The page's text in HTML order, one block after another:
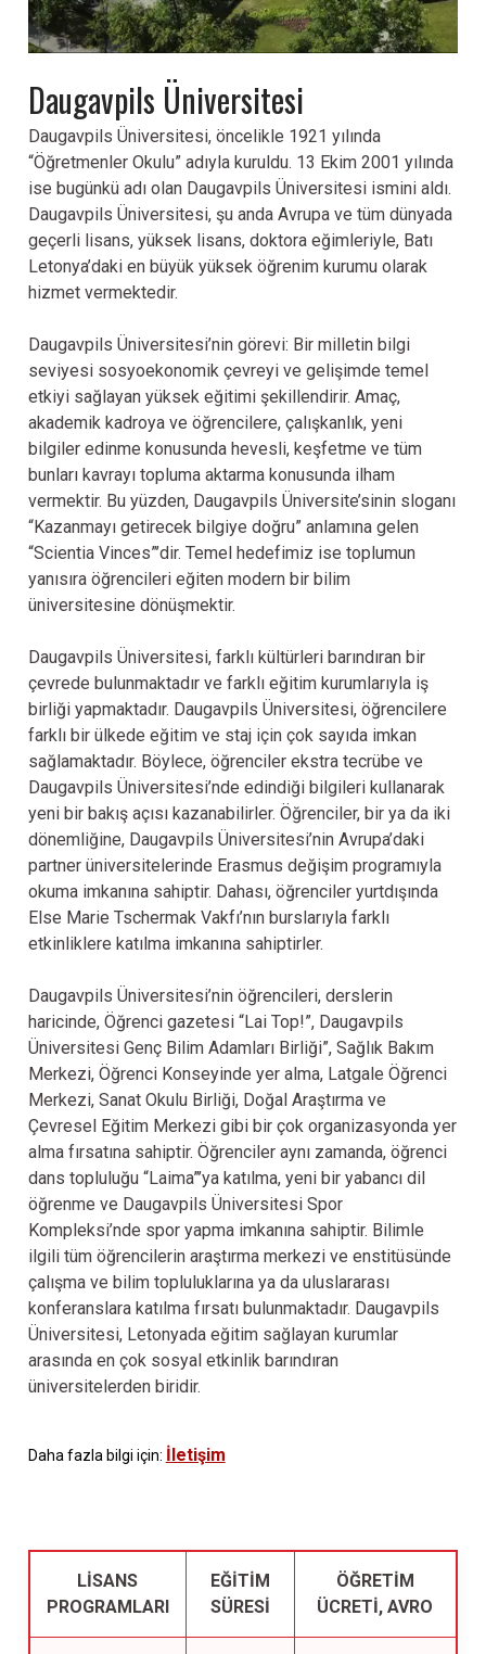
DAUGAVPİLS
ÜNİVERSİTESİ
Daugavpils Üniversitesi
Daugavpils Üniversitesi, öncelikle 1921 yılında
“Öğretmenler Okulu” adıyla kuruldu. 13 Ekim 2001 yılında
ise bugünkü adı olan Daugavpils Üniversitesi ismini aldı.
Daugavpils Üniversitesi, şu anda Avrupa ve tüm dünyada
geçerli lisans, yüksek lisans, doktora eğimleriyle, Batı
Letonya’daki en büyük yüksek öğrenim kurumu olarak
hizmet vermektedir.
Daugavpils Üniversitesi’nin görevi: Bir milletin bilgi
seviyesi sosyoekonomik çevreyi ve gelişimde temel
etkiyi sağlayan yüksek eğitimi şekillendirir. Amaç,
akademik kadroya ve öğrencilere, çalışkanlık, yeni
bilgiler edinme konusunda hevesli, keşfetme ve tüm
bunları kavrayı topluma aktarma konusunda ilham
vermektir. Bu yüzden, Daugavpils Üniversite’sinin sloganı
“Kazanmayı getirecek bilgiye doğru” anlamına gelen
“Scientia Vinces”’dir. Temel hedefimiz ise toplumun
yanısıra öğrencileri eğiten modern bir bilim
üniversitesine dönüşmektir.
Daugavpils Üniversitesi, farklı kültürleri barındıran bir
çevrede bulunmaktadır ve farklı eğitim kurumlarıyla iş
birliği yapmaktadır. Daugavpils Üniversitesi, öğrencilere
farklı bir ülkede eğitim ve staj için çok sayıda imkan
sağlamaktadır. Böylece, öğrenciler ekstra tecrübe ve
Daugavpils Üniversitesi’nde edindiği bilgileri kullanarak
yeni bir bakış açısı kazanabilirler. Öğrenciler, bir ya da iki
dönemliğine, Daugavpils Üniversitesi’nin Avrupa’daki
partner üniversitelerinde Erasmus değişim programıyla
okuma imkanına sahiptir. Dahası, öğrenciler yurtdışında
Else Marie Tschermak Vakfı’nın burslarıyla farklı
etkinliklere katılma imkanına sahiptirler.
Daugavpils Üniversitesi’nin öğrencileri, derslerin
haricinde, Öğrenci gazetesi “Lai Top!”, Daugavpils
Üniversitesi Genç Bilim Adamları Birliği”, Sağlık Bakım
Merkezi, Öğrenci Konseyinde yer alma, Latgale Öğrenci
Merkezi, Sanat Okulu Birliği, Doğal Araştırma ve
Çevresel Eğitim Merkezi gibi bir çok organizasyonda yer
alma fırsatına sahiptir. Öğrenciler aynı zamanda, öğrenci
dans topluluğu “Laima”’ya katılma, yeni bir yabancı dil
öğrenme ve Daugavpils Üniversitesi Spor
Kompleksi’nde spor yapma imkanına sahiptir. Bilimle
ilgili tüm öğrencilerin araştırma merkezi ve enstitüsünde
çalışma ve bilim topluluklarına ya da uluslararası
konferanslara katılma fırsatı bulunmaktadır. Daugavpils
Üniversitesi, Letonyada eğitim sağlayan kurumlar
arasında en çok sosyal etkinlik barındıran
üniversitelerden biridir.
Daha fazla bilgi için: İletişim
LISANS
PROGRAMLARI
EĞITIM
SÜRESI
ÖĞRETIM
ÜCRETI, AVRO